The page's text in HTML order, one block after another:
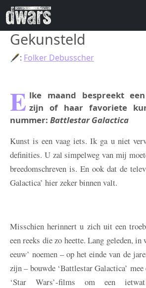
Skip to main content
Gekunsteld
🖋: Folker Debusscher
E lke maand bespreekt
zijn of haar favoriete
nummer: Battlestar Galactica
Kunst is een vaag iets. Ik ga u niet
definities. U zal simpelweg van mij
breedomschreven is. En ook dat de
Galactica’ hier zeker binnen valt.
Misschien herinnert u zich uit een
een reeks die zo heette. Lang geleden, in
eeuw’ noemen – op het einde van de
zijn – bouwde ‘Battlestar Galactica’ mee
‘Star Wars’-films om een